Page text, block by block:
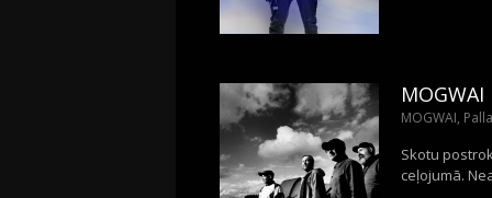
MOGWAI
MOGWAI,
Skotu
ceļojumā.